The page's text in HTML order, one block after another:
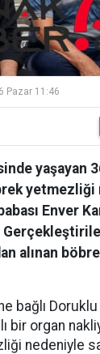
Pazar 11:46
yaşayan
Enver
alınan
bağlı
bir organ
nedeniyle